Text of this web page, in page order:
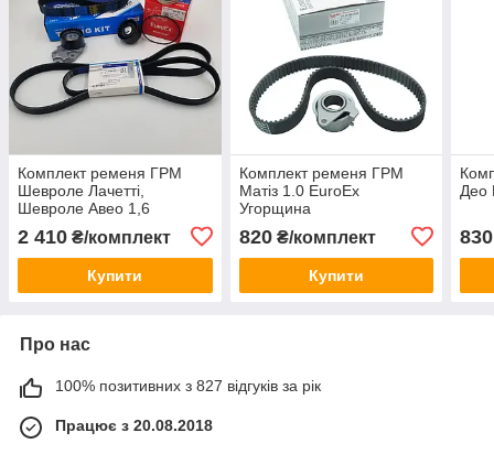
Комплект ременя ГРМ
Шевроле Лачетті,
Шевроле Авео 1,6
генератора) CRB Корея
2 410 ₴/комплект
Купити
Комплект ременя ГРМ
Матіз 1.0 EuroEx
Угорщина
820₴/комплект
Купити
Део
830
Про нас
100% позитивних з 827 відгуків за рік
Працює з 20.08.2018